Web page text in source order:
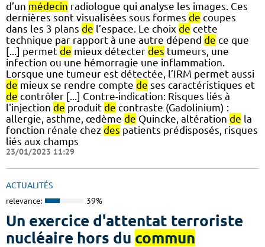
d’un médecin radiologue qui analyse les images. Ces
dernières sont visualisées sous formes de coupes
dans les 3 plans de l’espace. Le choix de cette
technique par rapport à une autre dépend de ce que
[...] permet de mieux détecter des tumeurs, une
infection ou une hémorragie une inflammation.
Lorsque une tumeur est détectée, l’IRM permet aussi
de mieux se rendre compte de ses caractéristiques et
de contrôler [...] Contre-indication: Risques liés à
l'injection de produit de contraste (Gadolinium) :
allergie, asthme, œdème de Quincke, altération de la
fonction rénale chez des patients prédisposés, risques
liés aux champs
23/01/2023 11:29
ACTUALITÉS
relevance: 39%
Un exercice d'attentat terroriste
nucléaire hors du commun